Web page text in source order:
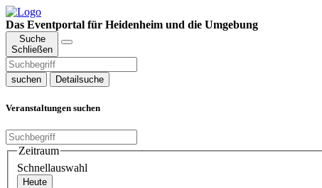
Das Eventportal für Heidenheim und die Umgebung
Suche
Schließen
suchen Detailsuche
Veranstaltungen suchen
Zeitraum
Schnellauswahl
Heute